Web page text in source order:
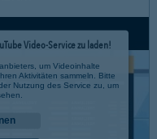
Video-Service zu laden!
um Videoinhalte
Aktivitäten sammeln. Bitte
Nutzung des Service zu, um